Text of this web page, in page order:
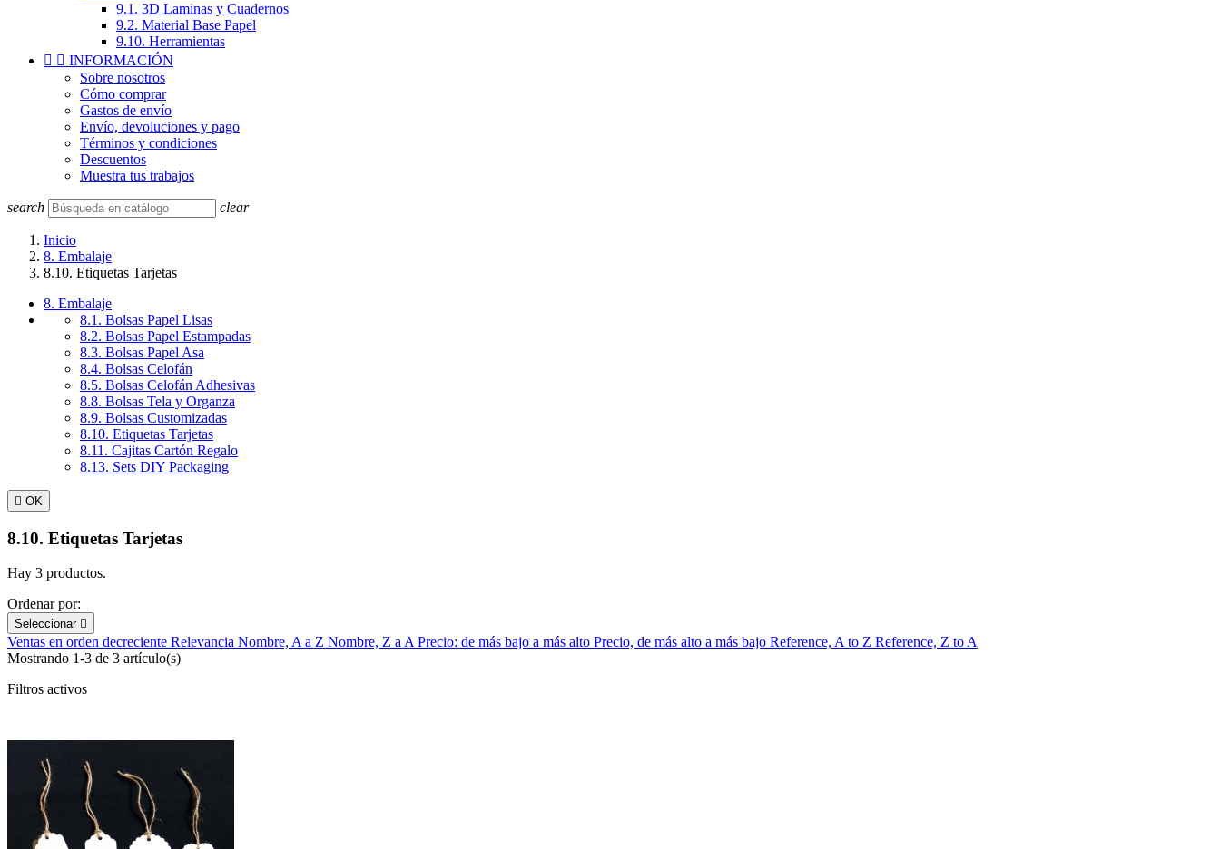
9.1. 3D Laminas y Cuadernos
9.2. Material Base Papel
9.10. Herramientas
  INFORMACIÓN
Sobre nosotros
Cómo comprar
Gastos de envío
Envío, devoluciones y pago
Términos y condiciones
Descuentos
Muestra tus trabajos
search clear
Inicio
8. Embalaje
8.10. Etiquetas Tarjetas
8. Embalaje
8.1. Bolsas Papel Lisas
8.2. Bolsas Papel Estampadas
8.3. Bolsas Papel Asa
8.4. Bolsas Celofán
8.5. Bolsas Celofán Adhesivas
8.8. Bolsas Tela y Organza
8.9. Bolsas Customizadas
8.10. Etiquetas Tarjetas
8.11. Cajitas Cartón Regalo
8.13. Sets DIY Packaging
 OK
8.10. Etiquetas Tarjetas
Hay 3 productos.
Ordenar por:
Seleccionar 
Ventas en orden decreciente Relevancia Nombre, A a Z Nombre, Z a APrecio: de más bajo a más alto Precio, de más alto a más bajo Reference, A to Z Reference, Z to A
Mostrando 1-3 de 3 artículo(s)
Filtros activos